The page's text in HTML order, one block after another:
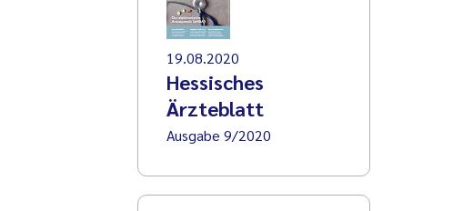
19.08.2020
Hessisches
Ärzteblatt
Ausgabe 9/2020